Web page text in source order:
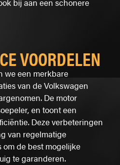
bij aan een schonere
VOORDELEN
we een merkbare
van de Volkswagen
De motor
en toont een
Deze verbeteringen
van regelmatige
de best mogelijke
te garanderen.